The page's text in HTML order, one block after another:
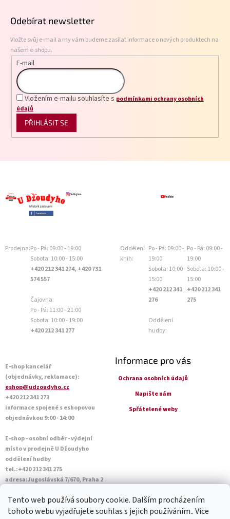
Tento web používá soubory cookie. Dalším procházením
tohoto webu vyjadřujete souhlas s jejich používáním.. Více
Odebírat newsletter
Vložte svůj e-mail a my vám budeme zasílat informace o nových produktech na
našem e-shopu.
E-mail
Vložením e-mailu souhlasíte s podmínkami ochrany osobních
údajů
PŘIHLÁSIT SE
Prodejna:Po - Pá: 09:00 - 19:00
Sobota: 10:00 - 15:00
+420 212 341 274, +420 731
574 557
Čajovna:
Po - Pá: 11:00 - 21:00
Sobota: 10:00 - 19:00
+420 212 341 277
Oddělení
knih:
Po - Pá: 09:00 -
19:00
Sobota: 10:00 -
15:00
+420 212 341
276
Oddělení
hudby:
Po - Pá: 09:00 -
19:00
Sobota: 10:00 -
15:00
+420 212 341
275
E-shop kancelář
(objednávky, reklamace):
eshop@udzoudyho.cz
+420 212 341 273
informace spojené s eshopovou
objednávkou 9:00 - 14:00
E-shop - osobní odběr - výdejní
místo v prodejně U Džoudyho
oddělení hudby
tel.:+420 212 341 275
adresa:Jugoslávská 7/670, Praha 2
Sobota: 10:00 - 14:45
Informace pro vás
Ochrana osobních údajů
Napište nám
Spřátelené weby